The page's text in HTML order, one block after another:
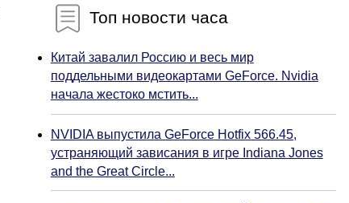
Топ новости часа
Китай завалил Россию и весь мир
поддельными видеокартами GeForce. Nvidia
начала жестоко мстить...
NVIDIA выпустила GeForce Hotfix 566.45,
устраняющий зависания в игре Indiana Jones
and the Great Circle...